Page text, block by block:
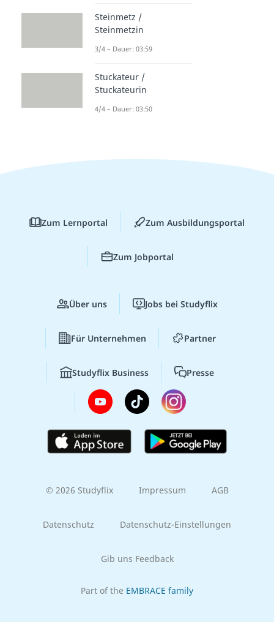
Steinmetz /
Steinmetzin
3/4 – Dauer: 03:59
Stuckateur /
Stuckateurin
4/4 – Dauer: 03:50
Zum Lernportal Zum Ausbildungsportal
Zum Jobportal
Über uns Jobs bei Studyflix
Für Unternehmen Partner
Studyflix Business Presse
© 2026 Studyflix Impressum AGB
Datenschutz Datenschutz-Einstellungen
Gib uns Feedback
Part of the EMBRACE family